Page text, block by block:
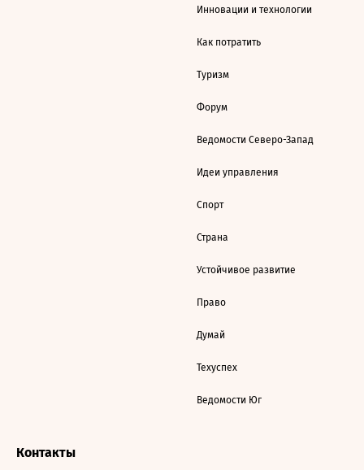
Инновации и технологии
Как потратить
Туризм
Форум
Ведомости Северо-Запад
Идеи управления
Спорт
Страна
Устойчивое развитие
Право
Думай
Техуспех
Ведомости Юг
Контакты